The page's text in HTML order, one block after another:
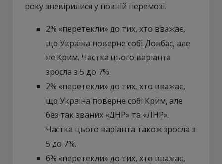
року зневірилися у повній перемозі.
2% «перетекли» до тих, хто вважає,
що Україна поверне собі Донбас, але
не Крим. Частка цього варіанта
зросла з 5 до 7%.
2% «перетекли» до тих, хто вважає,
що Україна поверне собі Крим, але
без так званих «ДНР» та «ЛНР».
Частка цього варіанта також зросла з
5 до 7%.
6% «перетекли» до тих, хто вважає,